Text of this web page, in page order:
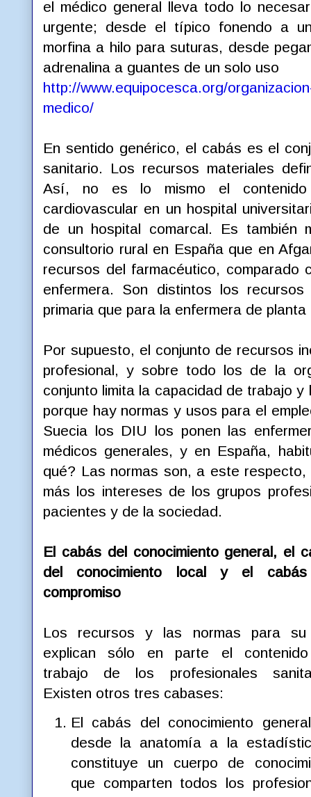
el médico general lleva todo lo
urgente; desde el típico fonendo a
morfina a hilo para suturas, desde
adrenalina a guantes de un solo uso
http://www.equipocesca.org/
medico/
En sentido genérico, el cabás es el
sanitario. Los recursos materiales
Así, no es lo mismo el
cardiovascular en un hospital
de un hospital comarcal. Es también
consultorio rural en España que en
recursos del farmacéutico,
enfermera. Son distintos los
primaria que para la enfermera de
Por supuesto, el conjunto de recursos
profesional, y sobre todo los de la
conjunto limita la capacidad de trabajo
porque hay normas y usos para el
Suecia los DIU los ponen las
médicos generales, y en España,
qué? Las normas son, a este
más los intereses de los grupos
pacientes y de la sociedad.
El cabás del conocimiento general, el
del conocimiento local y el
compromiso
Los recursos y las normas para su
explican sólo en parte el
trabajo de los profesionales
Existen otros tres cabases:
El cabás del conocimiento
desde la anatomía a la
constituye un cuerpo de
que comparten todos los